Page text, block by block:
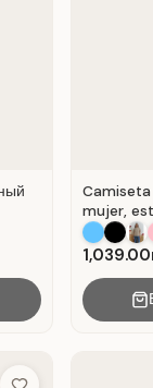
mujer,
el día a
Algodón